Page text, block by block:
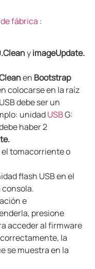
fábrica :
yimageUpdate.
en Bootstrap
colocarse en la raíz
debe ser un
unidadUSBG:
haber 2
tomacorriente o
flash USB en el
e
presione
acceder al firmware
la
se muestra en la